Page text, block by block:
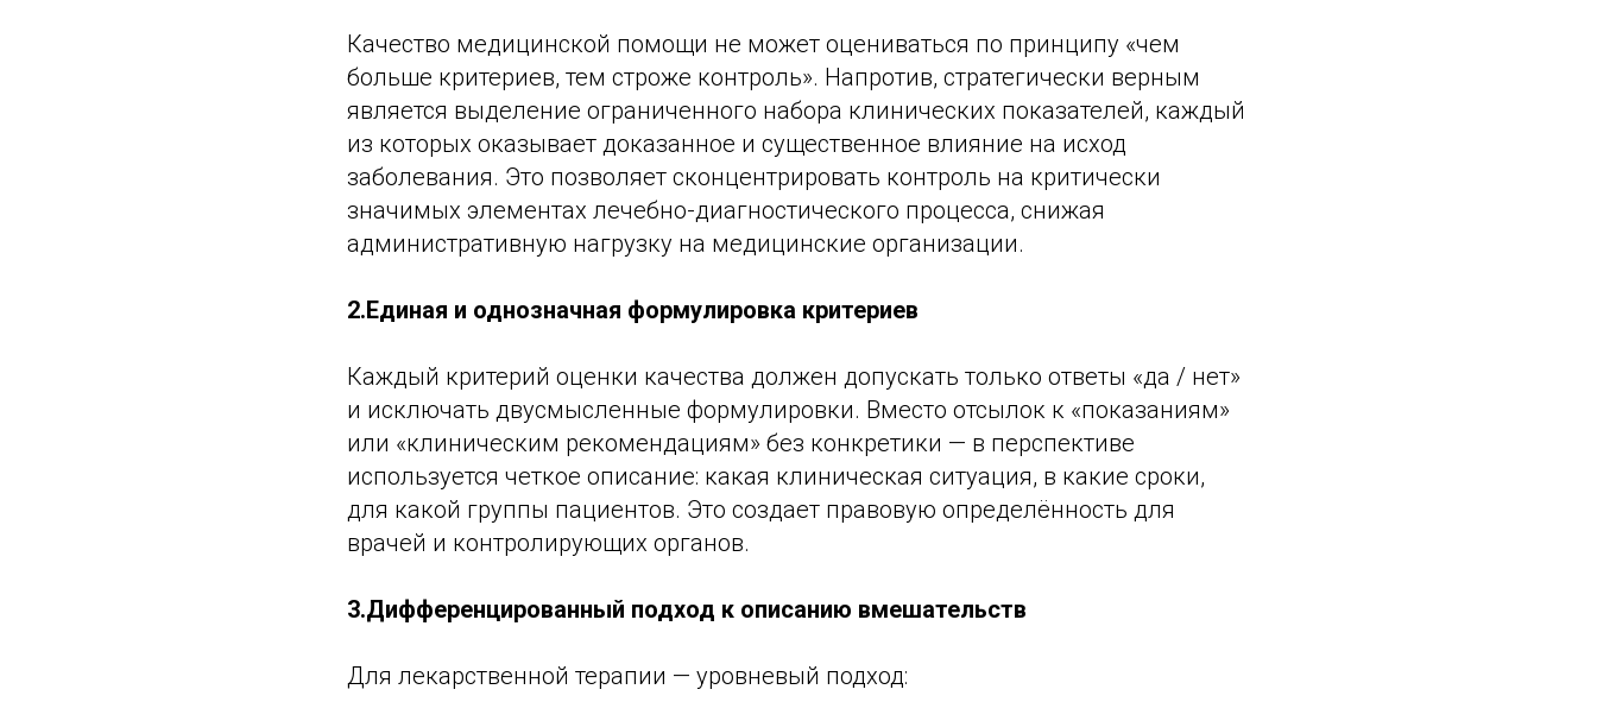
Качество медицинской помощи не может оцениваться по принципу «чем
больше критериев, тем строже контроль». Напротив, стратегически верным
является выделение ограниченного набора клинических показателей, каждый
из которых оказывает доказанное и существенное влияние на исход
заболевания. Это позволяет сконцентрировать контроль на критически
значимых элементах лечебно-диагностического процесса, снижая
административную нагрузку на медицинские организации.
2.Единая и однозначная формулировка критериев
Каждый критерий оценки качества должен допускать только ответы «да / нет»
и исключать двусмысленные формулировки. Вместо отсылок к «показаниям»
или «клиническим рекомендациям» без конкретики — в перспективе
используется четкое описание: какая клиническая ситуация, в какие сроки,
для какой группы пациентов. Это создает правовую определённость для
врачей и контролирующих органов.
3.Дифференцированный подход к описанию вмешательств
Для лекарственной терапии — уровневый подход: